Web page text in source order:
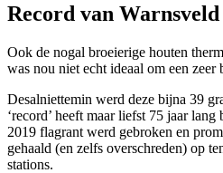
Record van
Ook de nogal broeierige houten
was nou niet echt ideaal om een zeer
Desalniettemin werd deze bijna 39
‘record’ heeft maar liefst 75 jaar
2019 flagrant werd gebroken en
gehaald (en zelfs overschreden) op
stations.